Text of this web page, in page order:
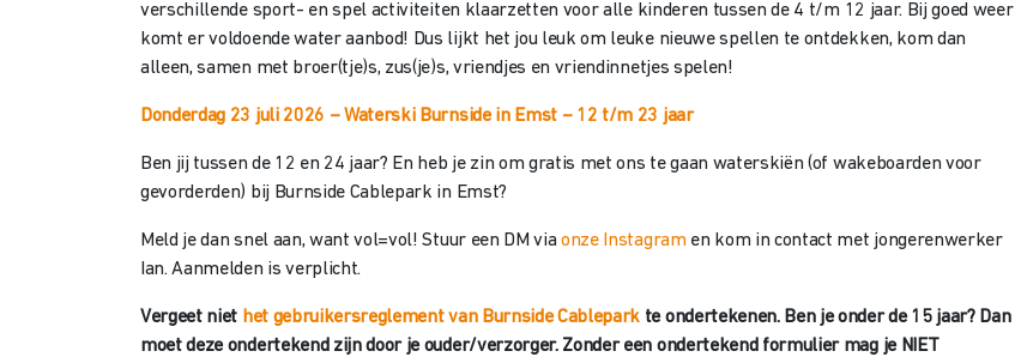
verschillende sport- en spel activiteiten klaarzetten voor alle kinderen tussen de 4 t/m 12 jaar. Bij goed weer
komt er voldoende water aanbod! Dus lijkt het jou leuk om leuke nieuwe spellen te ontdekken, kom dan
alleen, samen met broer(tje)s, zus(je)s, vriendjes en vriendinnetjes spelen!
Donderdag 23 juli 2026 –Waterski Burnside in Emst – 12 t/m 23 jaar
Ben jij tussen de 12 en 24 jaar? En heb je zin om gratis met ons te gaan waterskiën (of wakeboarden voor
gevorderden) bij Burnside Cablepark in Emst?
Meld je dan snel aan, want vol=vol! Stuur een DM viaonze Instagramen kom in contact met jongerenwerker
Ian. Aanmelden is verplicht.
Vergeet niet het gebruikersreglement van Burnside Cablepark te ondertekenen. Ben je onder de 15 jaar? Dan
moet deze ondertekend zijndoor je ouder/verzorger. Zonder een ondertekend formulier mag je NIET